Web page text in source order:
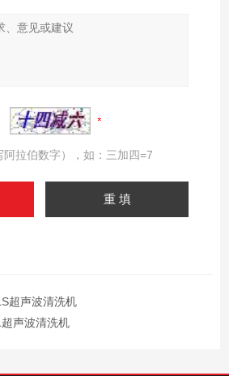
拉伯数字），如：三加四=7
超声波清洗机
声波清洗机